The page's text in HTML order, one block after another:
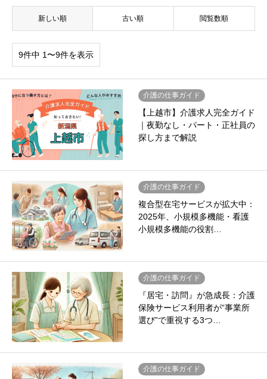
新しい順 古い順 閲覧数順
9件中 1〜9件を表示
介護の仕事ガイド
【上越市】介護求人完全ガイド
｜夜勤なし・パート・正社員の
探し方まで解説
介護の仕事ガイド
複合型在宅サービスが拡大中：
2025年、小規模多機能・看護
小規模多機能の役割…
介護の仕事ガイド
『居宅・訪問』が急成長：介護
保険サービス利用者が“事業所
選び”で重視する3つ…
介護の仕事ガイド